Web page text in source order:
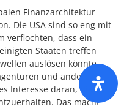
Finanzarchitektur
Die USA sind so eng mit
verflochten, dass ein
Staaten treffen
auslösen könnte.
und andere
Interesse daran, die
Das macht